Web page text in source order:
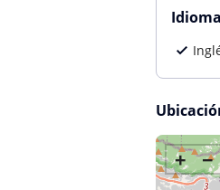
+ −